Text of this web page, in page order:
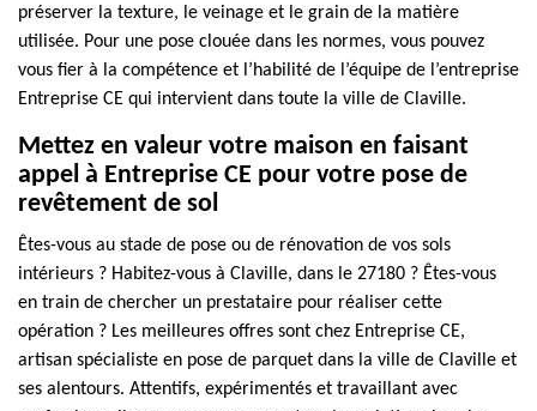
préserver la texture, le veinage et le grain de la matière
utilisée. Pour une pose clouée dans les normes, vous pouvez
vous fier à la compétence et l’habilité de l’équipe de l’entreprise
Entreprise CE qui intervient dans toute la ville de Claville.
Mettez en valeur votre maison en faisant
appel à Entreprise CE pour votre pose de
revêtement de sol
Êtes-vous au stade de pose ou de rénovation de vos sols
intérieurs ? Habitez-vous à Claville, dans le 27180 ? Êtes-vous
en train de chercher un prestataire pour réaliser cette
opération ? Les meilleures offres sont chez Entreprise CE,
artisan spécialiste en pose de parquet dans la ville de Claville et
ses alentours. Attentifs, expérimentés et travaillant avec